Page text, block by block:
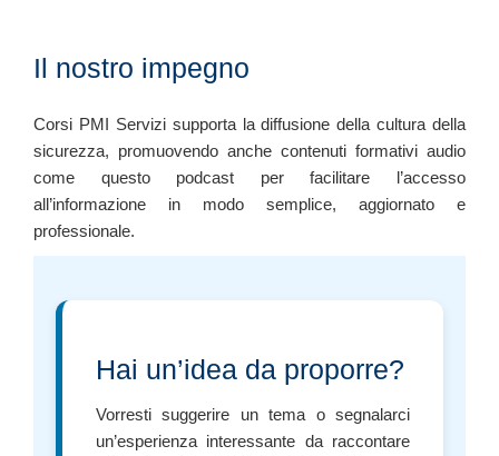
Il nostro impegno
Corsi PMI Servizi supporta la diffusione della cultura della
sicurezza, promuovendo anche contenuti formativi audio
come questo podcast per facilitare l’accesso
all’informazione in modo semplice, aggiornato e
professionale.
Hai un’idea da proporre?
Vorresti suggerire un tema o segnalarci
un’esperienza interessante da raccontare